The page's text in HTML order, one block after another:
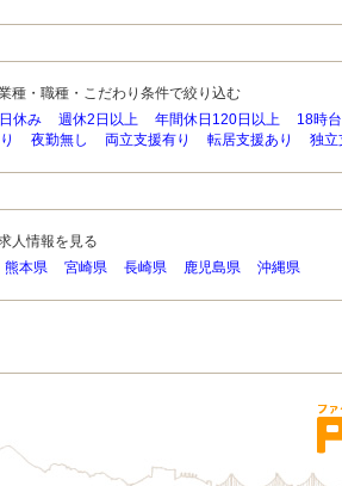
種・職種・こだわり条件で絞り込む
休み 週休2日以上 年間休日120日以上 18時
夜勤無し 両立支援有り 転居支援あり 独立
人情報を見る
熊本県 宮崎県 長崎県 鹿児島県 沖縄県